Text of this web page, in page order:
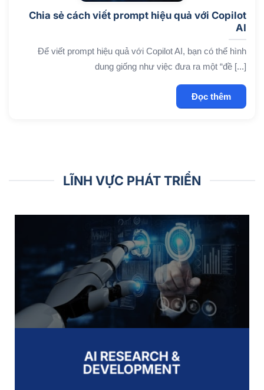
Chia sẻ cách viết prompt hiệu quả với Copilot
AI
Để viết prompt hiệu quả với Copilot AI, bạn có thể hình
dung giống như việc đưa ra một “đề [...]
Đọc thêm
LĨNH VỰC PHÁT TRIỂN
AI RESEARCH &
DEVELOPMENT